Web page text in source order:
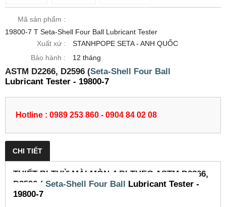
Mã sản phẩm :
19800-7 T Seta-Shell Four Ball Lubricant Tester
Xuất xứ :
STANHPOPE SETA - ANH QUỐC
Bảo hành :
12 tháng
ASTM D2266, D2596 (Seta-Shell Four Ball
Lubricant Tester - 19800-7
Hotline : 0989 253 860 - 0904 84 02 08
CHI TIẾT
THIẾT BỊ THỬM ÀI MÒN 4 BI THEO ASTM D2266,
D2596 ( Seta-Shell Four Ball Lubricant Tester -
19800-7